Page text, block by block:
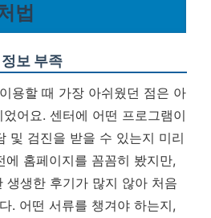
법
보 부족
용할 때 가장 아쉬웠던 점은 아
었어요. 센터에 어떤 프로그램이
및 검진을 받을 수 있는지 미리
에 홈페이지를 꼼꼼히 봤지만,
생생한 후기가 많지 않아 처음
. 어떤 서류를 챙겨야 하는지,